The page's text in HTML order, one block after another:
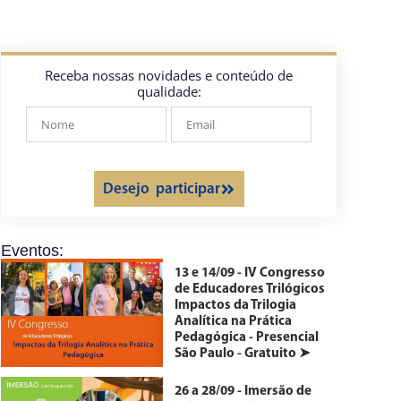
Receba nossas novidades e conteúdo de
qualidade:
Desejo participar
Eventos:
13 e 14/09 - IV Congresso
de Educadores Trilógicos
Impactos da Trilogia
Analítica na Prática
Pedagógica - Presencial
São Paulo - Gratuito ➤
26 a 28/09 - Imersão de